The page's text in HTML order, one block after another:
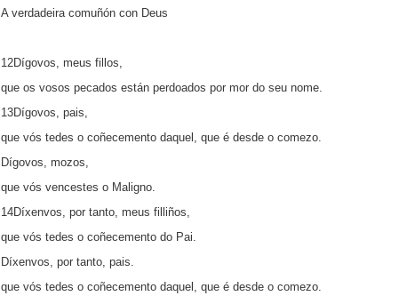
A verdadeira comuñón con Deus
12Dígovos, meus fillos,
que os vosos pecados están perdoados por mor do seu nome.
13Dígovos, pais,
que vós tedes o coñecemento daquel, que é desde o comezo.
Dígovos, mozos,
que vós vencestes o Maligno.
14Díxenvos, por tanto, meus filliños,
que vós tedes o coñecemento do Pai.
Díxenvos, por tanto, pais.
que vós tedes o coñecemento daquel, que é desde o comezo.